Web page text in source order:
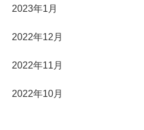
2023年1月
2022年12月
2022年11月
2022年10月